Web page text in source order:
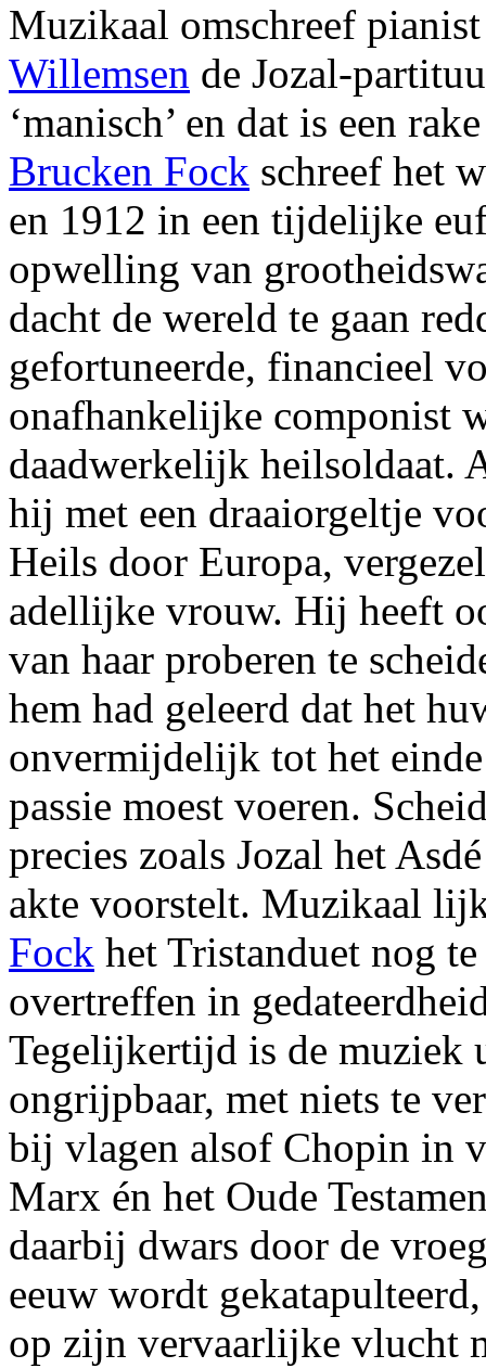
Muzikaal omschreef
Willemsen de Jozal-
‘manisch’ en dat is een
Brucken Fock schreef het
en 1912 in een tijdelijke
opwelling van
dacht de wereld te gaan
gefortuneerde, financieel
onafhankelijke componist
daadwerkelijk heilsoldaat.
hij met een draaiorgeltje
Heils door Europa,
adellijke vrouw. Hij heeft
van haar proberen te
hem had geleerd dat het
onvermijdelijk tot het
passie moest voeren.
precies zoals Jozal het
akte voorstelt. Muzikaal
Fock het Tristanduet nog
overtreffen in
Tegelijkertijd is de muziek
ongrijpbaar, met niets te
bij vlagen alsof Chopin in
Marx én het Oude
daarbij dwars door de
eeuw wordt
op zijn vervaarlijke vlucht